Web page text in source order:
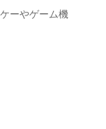
ーやゲーム機